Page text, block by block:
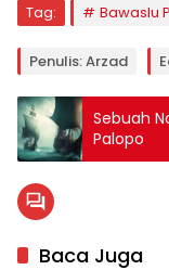
Tag: Bawaslu
Penulis: Arzad
Sebuah
Palopo
Baca Juga